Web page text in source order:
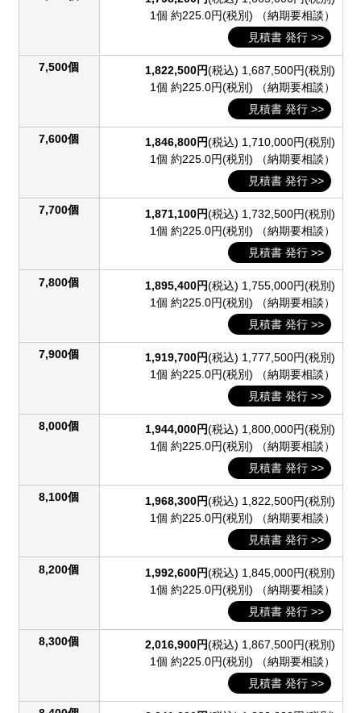
1個 約225.0円(税別) （納期要相談）
見積書 発行 >>
7,500個 1,822,500円(税込) 1,687,500円(税別)
1個 約225.0円(税別) （納期要相談）
見積書 発行 >>
7,600個 1,846,800円(税込) 1,710,000円(税別)
1個 約225.0円(税別) （納期要相談）
見積書 発行 >>
7,700個 1,871,100円(税込) 1,732,500円(税別)
1個 約225.0円(税別) （納期要相談）
見積書 発行 >>
7,800個 1,895,400円(税込) 1,755,000円(税別)
1個 約225.0円(税別) （納期要相談）
見積書 発行 >>
7,900個 1,919,700円(税込) 1,777,500円(税別)
1個 約225.0円(税別) （納期要相談）
見積書 発行 >>
8,000個 1,944,000円(税込) 1,800,000円(税別)
1個 約225.0円(税別) （納期要相談）
見積書 発行 >>
8,100個 1,968,300円(税込) 1,822,500円(税別)
1個 約225.0円(税別) （納期要相談）
見積書 発行 >>
8,200個 1,992,600円(税込) 1,845,000円(税別)
1個 約225.0円(税別) （納期要相談）
見積書 発行 >>
8,300個 2,016,900円(税込) 1,867,500円(税別)
1個 約225.0円(税別) （納期要相談）
見積書 発行 >>